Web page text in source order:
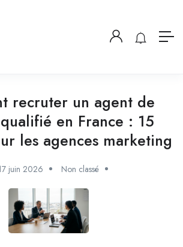
recruter un agent de
en France : 15
les agences marketing
juin 2026 Non classé